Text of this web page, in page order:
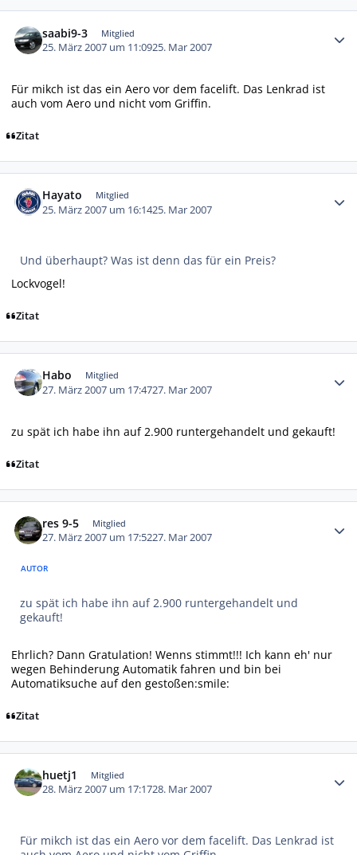
saabi9-3 Mitglied
25. März 2007 um 11:0925. Mar 2007
Für mikch ist das ein Aero vor dem facelift. Das Lenkrad ist
auch vom Aero und nicht vom Griffin.
Zitat
Hayato Mitglied
25. März 2007 um 16:1425. Mar 2007
Und überhaupt? Was ist denn das für ein Preis?
Lockvogel!
Zitat
Habo Mitglied
27. März 2007 um 17:4727. Mar 2007
zu spät ich habe ihn auf 2.900 runtergehandelt und gekauft!
Zitat
res 9-5 Mitglied
27. März 2007 um 17:5227. Mar 2007
AUTOR
zu spät ich habe ihn auf 2.900 runtergehandelt und
gekauft!
Ehrlich? Dann Gratulation! Wenns stimmt!!! Ich kann eh' nur
wegen Behinderung Automatik fahren und bin bei
Automatiksuche auf den gestoßen:smile:
Zitat
huetj1 Mitglied
28. März 2007 um 17:1728. Mar 2007
Für mikch ist das ein Aero vor dem facelift. Das Lenkrad ist